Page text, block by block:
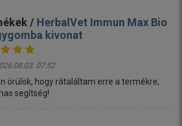
/ HerbalVet Immun Max Bio
kivonat
07:52
örülök, hogy rátaláltam erre a termékre,
segítség!